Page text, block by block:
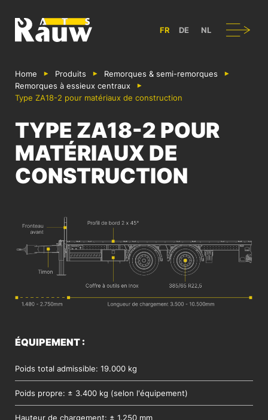
ATS RAUW - CONSTRUCTION & AMÉNAGEMENT DE VÉHICULES
FR DE NL
Navigation
Home Produits
Remorques & semi-remorques
Remorques à essieux centraux
Type ZA18-2 pour matériaux de construction
TYPE ZA18-2 POUR
MATÉRIAUX DE
CONSTRUCTION
ÉQUIPEMENT :
Poids total admissible: 19.000 kg
Poids propre: ± 3.400 kg (selon l'équipement)
Hauteur de chargement: ± 1.250 mm